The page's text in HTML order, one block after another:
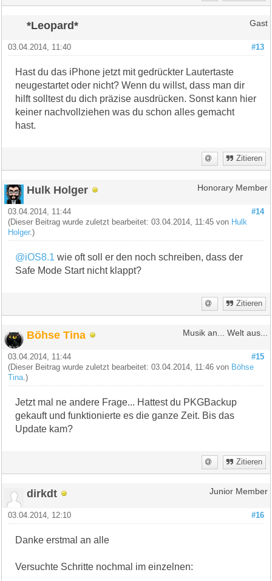
*Leopard* Gast
#13
03.04.2014, 11:40
Hast du das iPhone jetzt mit gedrückter Lautertaste
neugestartet oder nicht? Wenn du willst, dass man dir
hilft solltest du dich präzise ausdrücken. Sonst kann hier
keiner nachvollziehen was du schon alles gemacht
hast.
Zitieren
Hulk Holger Honorary Member
#14
03.04.2014, 11:44
(Dieser Beitrag wurde zuletzt bearbeitet: 03.04.2014, 11:45 von Hulk
Holger.)
@iOS8.1 wie oft soll er den noch schreiben, dass der
Safe Mode Start nicht klappt?
Zitieren
Böhse Tina Musik an... Welt aus...
#15
03.04.2014, 11:44
(Dieser Beitrag wurde zuletzt bearbeitet: 03.04.2014, 11:46 von Böhse
Tina .)
Jetzt mal ne andere Frage... Hattest du PKGBackup
gekauft und funktionierte es die ganze Zeit. Bis das
Update kam?
Zitieren
dirkdt Junior Member
#16
03.04.2014, 12:10
Danke erstmal an alle
Versuchte Schritte nochmal im einzelnen: